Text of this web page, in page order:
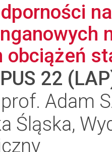
obciążeń
22
Adam
Śląska,